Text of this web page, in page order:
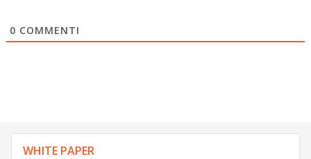
0 COMMENTI
WHITE PAPER